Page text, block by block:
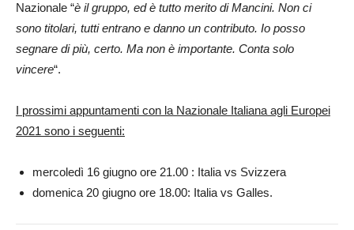
Nazionale “è il gruppo, ed è tutto merito di Mancini. Non ci
sono titolari, tutti entrano e danno un contributo. Io posso
segnare di più, certo. Ma non è importante. Conta solo
vincere“.
I prossimi appuntamenti con la Nazionale Italiana agli Europei
2021 sono i seguenti:
mercoledì 16 giugno ore 21.00 : Italia vs Svizzera
domenica 20 giugno ore 18.00: Italia vs Galles.